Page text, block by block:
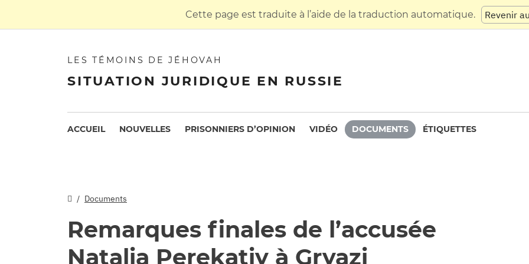
Cette page est traduite à l’aide de la traduction automatique. Revenir
LES TÉMOINS DE JÉHOVAH
SITUATION JURIDIQUE EN RUSSIE
ACCUEIL NOUVELLES PRISONNIERS D’OPINION VIDÉO DOCUMENTS ÉTIQUETTES
Documents
Remarques finales de l’accusée
Natalia Perekatiy à Gryazi